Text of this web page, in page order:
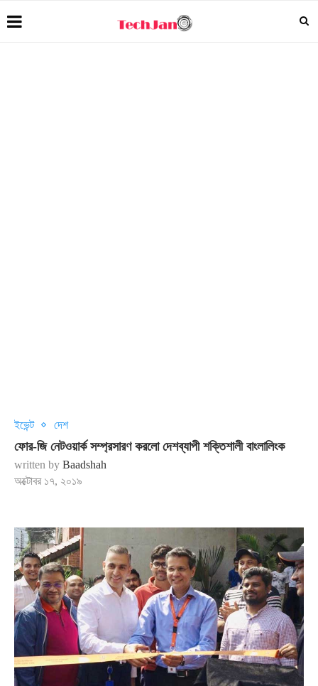
ইভেন্ট দেশ
ফোর-জি নেটওয়ার্ক সম্প্রসারণ করলো দেশব্যাপী শক্তিশালী বাংলালিংক
written by Baadshah
অক্টোবর ১৭, ২০১৯